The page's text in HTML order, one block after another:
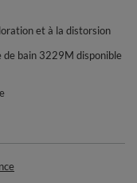
et à la distorsion
de bain 3229M disponible